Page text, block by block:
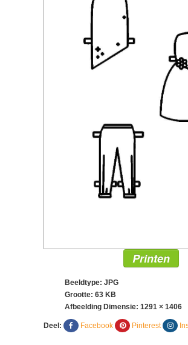
Printen
Beeldtype: JPG
Grootte: 63 KB
Afbeelding Dimensie: 1291 × 1406
Deel: Facebook Pinterest